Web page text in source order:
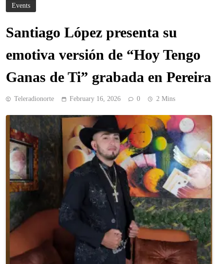
Events
Santiago López presenta su
emotiva versión de “Hoy Tengo
Ganas de Ti” grabada en Pereira
Teleradionorte February 16, 2026 0 2 Mins